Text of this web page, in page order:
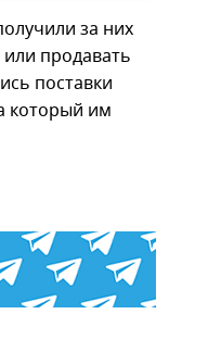
за них
продавать
поставки
который им